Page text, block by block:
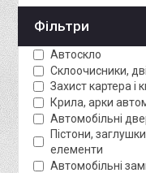
Фільтри
Автоскло
Склоочисники,
Захист картера і
Крила, арки
Автомобільні
Пістони,
елементи
Автомобільні